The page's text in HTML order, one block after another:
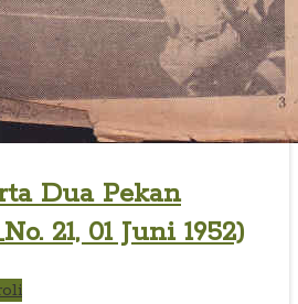
Dua Pekan
21, 01 Juni 1952)